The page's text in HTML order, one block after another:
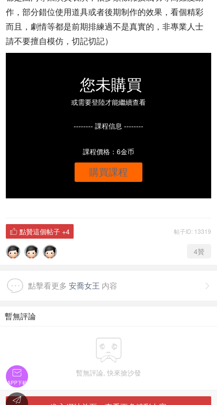
作，部分錯位使用道具或者後期制作的效果，看個精彩
而且，劇情等都是前期排練過不是真實的，非專業人士
請不要擅自模仿，切記切記）
您未購買
或需要登陸才能繼續查看
-------- 課程信息 --------
課程價格：6金币
購買課程
帖子ID: 13319
 點贊這個帖子 +4
4贊

點擊看更多 安喬女王 内容
暫無評論

暫無評論, 快來搶沙發

APP下載
